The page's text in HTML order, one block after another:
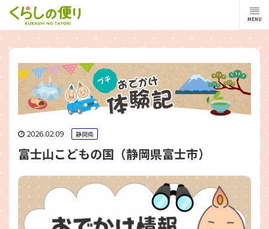
MENU
2026.02.09 静岡県
富士山こどもの国（静岡県富士市）